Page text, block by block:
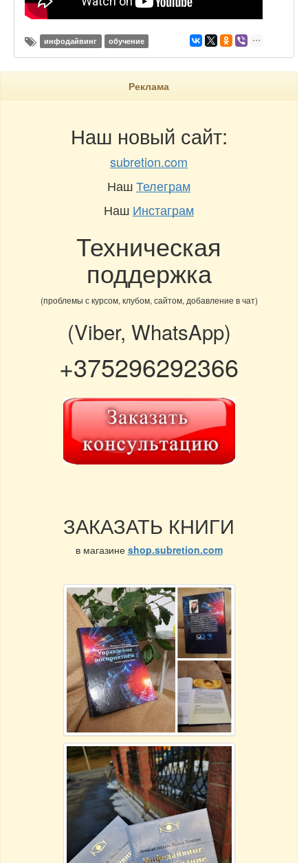
инфодайвинг обучение
Реклама
Наш новый сайт:
subretion.com
НашТелеграм
Наш Инстаграм
Техническая
поддержка
(проблемы с курсом, клубом, сайтом, добавление в чат)
(Viber, WhatsApp)
+375296292366
ЗАКАЗАТЬ КНИГИ
в магазине shop.subretion.com